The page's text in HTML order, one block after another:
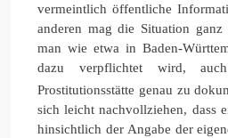
vermeintlich öffentliche
anderen mag die Situation ganz
man wie etwa in Baden-
dazu verpflichtet wird,
Prostitutionsstätte genau zu
sich leicht nachvollziehen, dass
hinsichtlich der Angabe der